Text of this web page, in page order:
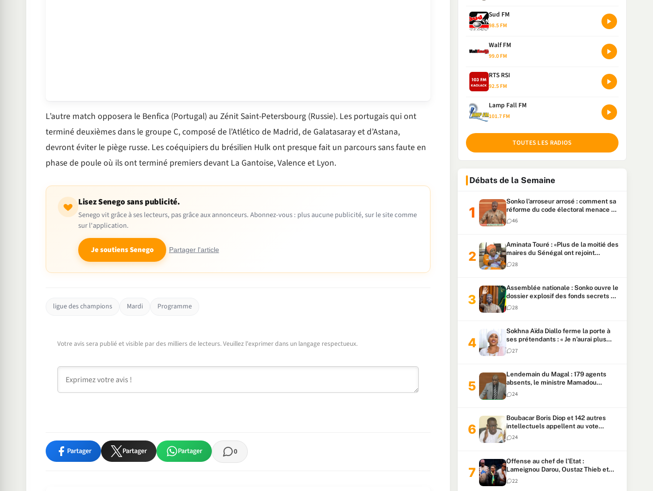
L’autre match opposera le Benfica (Portugal) au Zénit Saint-Petersbourg (Russie). Les portugais qui ont
terminé deuxièmes dans le groupe C, composé de l’Atlético de Madrid, de Galatasaray et d’Astana,
devront éviter le piège russe. Les coéquipiers du brésilien Hulk ont presque fait un parcours sans faute en
phase de poule où ils ont terminé premiers devant La Gantoise, Valence et Lyon.
Lisez Senego sans publicité.
Senego vit grâce à ses lecteurs, pas grâce aux annonceurs. Abonnez-vous : plus aucune publicité, sur le site comme
sur l'application.
Je soutiens Senego Partager l'article
ligue des champions Mardi Programme
Votre avis sera publié et visible par des milliers de lecteurs. Veuillez l'exprimer dans un langage respectueux.
Commentaire
Partager Partager Partager 0
Sud FM
98.5 FM
Walf FM
99.0 FM
RTS RSI
92.5 FM
Lamp Fall FM
101.7 FM
TOUTES LES RADIOS
Débats de la Semaine
Sonko l’arroseur arrosé : comment sa
réforme du code électoral menace sa
candidature
46
Aminata Touré : «Plus de la moitié des
maires du Sénégal ont rejoint
Kiiraay»
28
Assemblée nationale : Sonko ouvre le
dossier explosif des fonds secrets et
du patrimoine présidentiel
28
Sokhna Aïda Diallo ferme la porte à
ses prétendants : « Je n’aurai plus
jamais un autre mari »
27
Lendemain du Magal : 179 agents
absents, le ministre Mamadou
Lamine Dianté exige des explications
24
Boubacar Boris Diop et 142 autres
intellectuels appellent au vote
urgent de la révision
constitutionnelle
24
Offense au chef de l’Etat :
Lameignou Darou, Oustaz Thieb et
Ndiaye Touba lourdement
condamnés
22